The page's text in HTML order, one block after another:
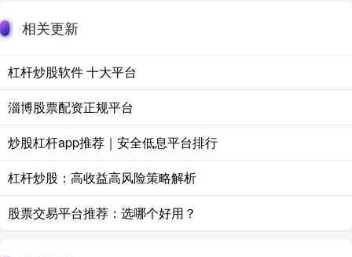
相关更新
杠杆炒股软件 十大平台
淄博股票配资正规平台
炒股杠杆app推荐｜安全低息平台排行
杠杆炒股：高收益高风险策略解析
股票交易平台推荐：选哪个好用？